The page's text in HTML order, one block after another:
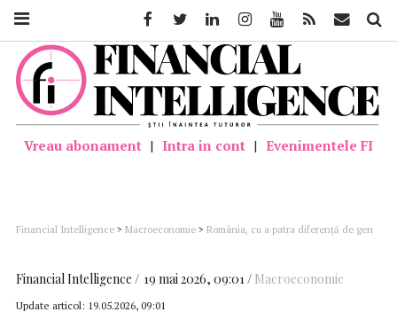
Vreau abonament | Intra in cont | Evenimentele FI
Financial Intelligence > Macroeconomie > România, cu a patra diferență de gen
Financial Intelligence 19 mai 2026, 09:01 Macroeconomie
Update articol: 19.05.2026, 09:01
FacebookTwitter LinkedinInstagramYoutube Feed Mail